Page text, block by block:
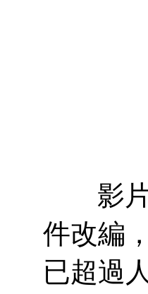
沃迪
艾
影片
件改編
已超過